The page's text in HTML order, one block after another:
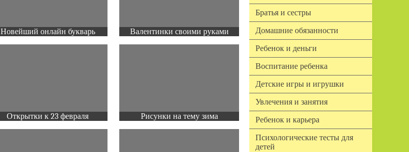
Новейший онлайн букварь Валентинки своими руками
Открытки к 23 февраля Рисунки на тему зима
Братья и сестры
Домашние обязанности
Ребенок и деньги
Воспитание ребенка
Детские игры и игрушки
Увлечения и занятия
Ребенок и карьера
Психологические тесты для
детей